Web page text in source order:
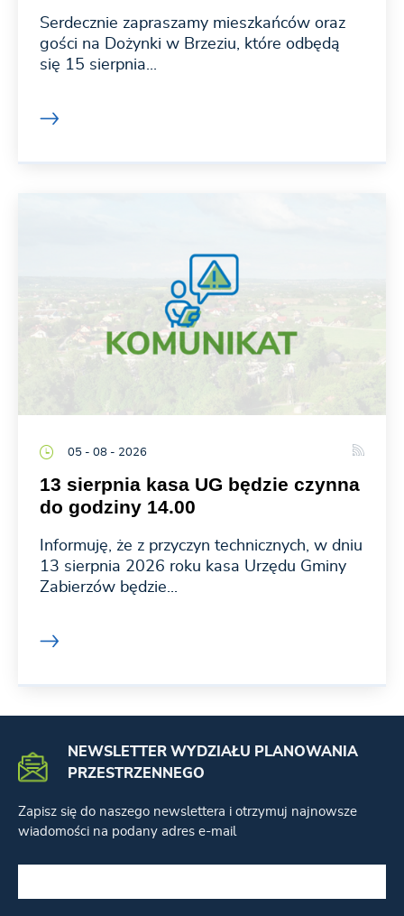
Serdecznie zapraszamy mieszkańców oraz
gości na Dożynki w Brzeziu, które odbędą
się 15 sierpnia...
05 - 08 - 2026
13 sierpnia kasa UG będzie czynna
do godziny 14.00
Informuję, że z przyczyn technicznych, w dniu
13 sierpnia 2026 roku kasa Urzędu Gminy
Zabierzów będzie...
NEWSLETTER WYDZIAŁU PLANOWANIA
PRZESTRZENNEGO
Zapisz się do naszego newslettera i otrzymuj najnowsze
wiadomości na podany adres e-mail